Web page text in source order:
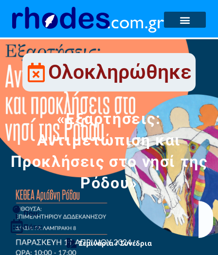
Ολοκληρώθηκε
«Εξαρτήσεις:
Αντιμετώπιση και
Προκλήσεις στο νησί της
Ρόδου»
Που:
Πότε:
Σεμινάρια / Συνέδρια